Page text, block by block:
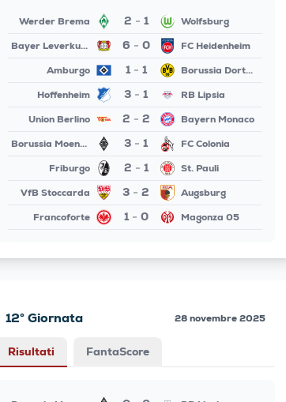
Werder Brema 2 - 1
Wolfsburg
Bayer Leverkusen
6 - 0
FC Heidenheim
Amburgo
1- 1
Borussia Dortmund
Hoffenheim
3 - 1
RB Lipsia
Union Berlino
2 - 2
Bayern Monaco
Borussia Moenchengladbach
3 - 1
FC Colonia
Friburgo
2 - 1
St. Pauli
VfB Stoccarda
3 - 2
Augsburg
Francoforte
1- 0 Magonza 05
12° Giornata 28 novembre 2025
Risultati FantaScore